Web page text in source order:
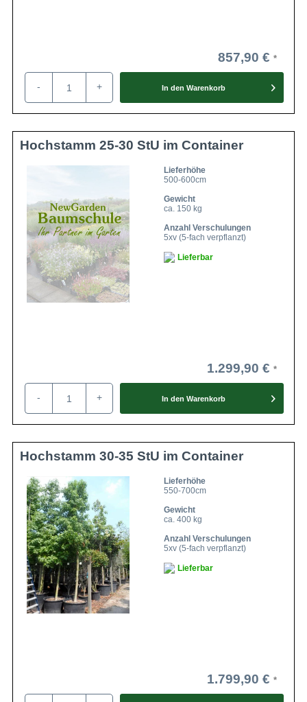
857,90 €
- + In den Warenkorb
Hochstamm 25-30 StU im Container
Lieferhöhe
500-600cm
Gewicht
ca. 150 kg
Anzahl Verschulungen
5xv (5-fach verpflanzt)
Lieferbar
1.299,90 €
- + In den Warenkorb
Hochstamm 30-35 StU im Container
Lieferhöhe
550-700cm
Gewicht
ca. 400 kg
Anzahl Verschulungen
5xv (5-fach verpflanzt)
Lieferbar
1.799,90 €